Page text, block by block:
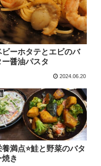
ビーホタテとエビのバ
ー醤油パスタ
2024.06.20
養満点⭐鮭と野菜のバタ
焼き